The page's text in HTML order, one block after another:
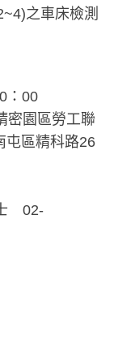
之車床檢測
：00
密園區勞工聯
屯區精科路26
02-